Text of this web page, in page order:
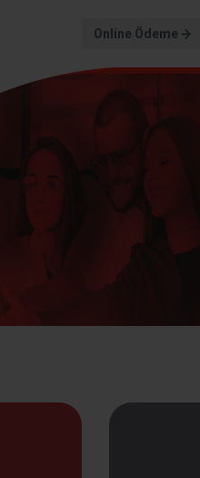
Online Ödeme